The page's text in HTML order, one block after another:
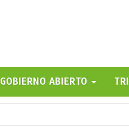
GOBIERNO ABIERTO